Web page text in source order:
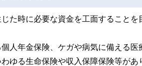
た時に必要な資金を工面することを
人年金保険、ケガや病気に備える
ゆる生命保険や収入保障保険等があ